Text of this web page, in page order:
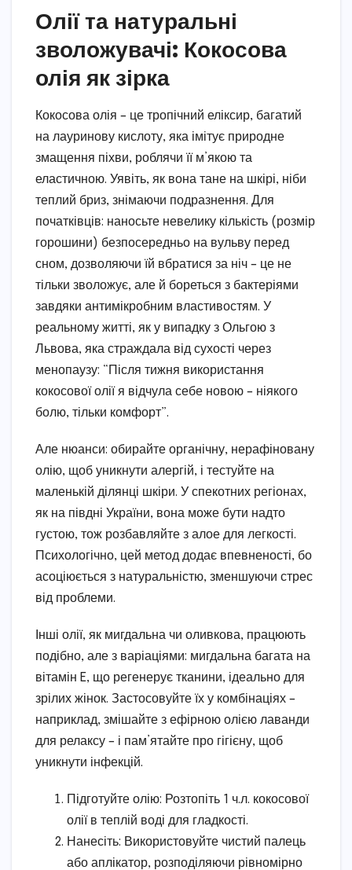
Олії та натуральні
зволожувачі: Кокосова
олія як зірка
Кокосова олія – це тропічний еліксир, багатий
на лауринову кислоту, яка імітує природне
змащення піхви, роблячи її м’якою та
еластичною. Уявіть, як вона тане на шкірі, ніби
теплий бриз, знімаючи подразнення. Для
початківців: наносьте невелику кількість (розмір
горошини) безпосередньо на вульву перед
сном, дозволяючи їй вбратися за ніч – це не
тільки зволожує, але й бореться з бактеріями
завдяки антимікробним властивостям. У
реальному житті, як у випадку з Ольгою з
Львова, яка страждала від сухості через
менопаузу: “Після тижня використання
кокосової олії я відчула себе новою – ніякого
болю, тільки комфорт”.
Але нюанси: обирайте органічну, нерафіновану
олію, щоб уникнути алергій, і тестуйте на
маленькій ділянці шкіри. У спекотних регіонах,
як на півдні України, вона може бути надто
густою, тож розбавляйте з алое для легкості.
Психологічно, цей метод додає впевненості, бо
асоціюється з натуральністю, зменшуючи стрес
від проблеми.
Інші олії, як мигдальна чи оливкова, працюють
подібно, але з варіаціями: мигдальна багата на
вітамін E, що регенерує тканини, ідеально для
зрілих жінок. Застосовуйте їх у комбінаціях –
наприклад, змішайте з ефірною олією лаванди
для релаксу – і пам’ятайте про гігієну, щоб
уникнути інфекцій.
Підготуйте олію: Розтопіть 1 ч.л. кокосової
олії в теплій воді для гладкості.
Нанесіть: Використовуйте чистий палець
або аплікатор, розподіляючи рівномірно